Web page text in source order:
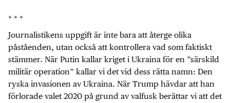
* * *
Journalistikens uppgift är inte bara att återge olika
påståenden, utan också att kontrollera vad som faktiskt
stämmer. När Putin kallar kriget i Ukraina för en ”särskild
militär operation” kallar vi det vid dess rätta namn: Den
ryska invasionen av Ukraina. När Trump hävdar att han
förlorade valet 2020 på grund av valfusk berättar vi att det